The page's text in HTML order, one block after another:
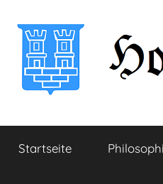
Inhalt
springen
Hohe
Warte
Startseite